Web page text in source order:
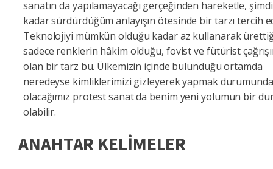
sanatın da yapılamayacağı gerçeğinden hareketle,
kadar sürdürdüğüm anlayışın ötesinde bir tarzı tercih
Teknolojiyi mümkün olduğu kadar az kullanarak
sadece renklerin hâkim olduğu, fovist ve fütürist
olan bir tarz bu. Ülkemizin içinde bulunduğu ortamda
neredeyse kimliklerimizi gizleyerek yapmak durumunda
olacağımız protest sanat da benim yeni yolumun bir
olabilir.
ANAHTAR KELİMELER